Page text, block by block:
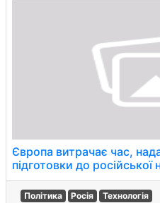
Європа витрачає час,
підготовки до
Політика Росія Технологія